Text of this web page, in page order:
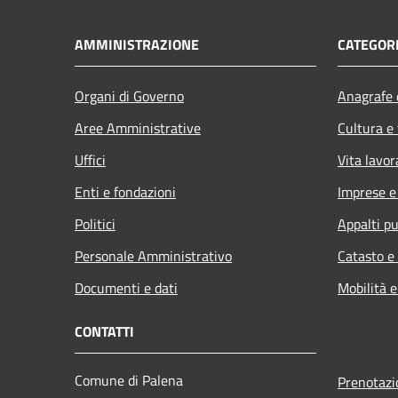
AMMINISTRAZIONE
Organi di Governo
Aree Amministrative
Uffici
Enti e fondazioni
Politici
Personale Amministrativo
Documenti e dati
Cultura
Vita
Imprese
Appalti
Catasto
Mobilità
CONTATTI
Comune di Palena